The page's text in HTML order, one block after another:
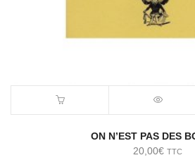
ON N’EST PAS DES
20,00€ TTC